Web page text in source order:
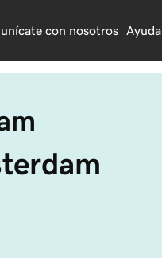
con nosotros Ayuda